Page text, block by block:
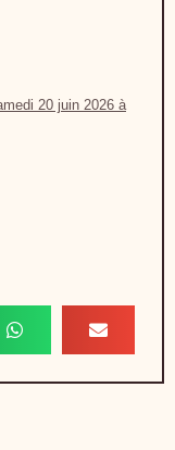
20 juin 2026 à